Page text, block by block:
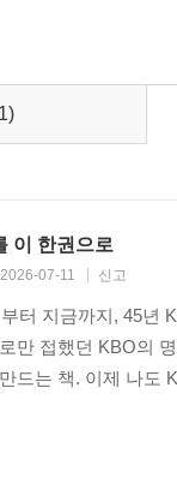
이 한권으로
2026-07-11 신고
터 지금까지, 45년
만 접했던 KBO의
드는 책. 이제 나도